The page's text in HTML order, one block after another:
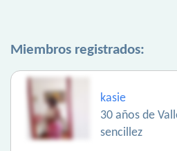
Miembros registrados:
kasie
30 años de
sencillez